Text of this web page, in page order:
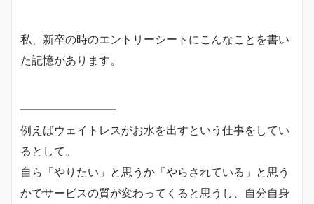
私、新卒の時のエントリーシートにこんなことを書い
た記憶があります。
————————–
例えばウェイトレスがお水を出すという仕事をしてい
るとして。
自ら「やりたい」と思うか「やらされている」と思う
かでサービスの質が変わってくると思うし、自分自身